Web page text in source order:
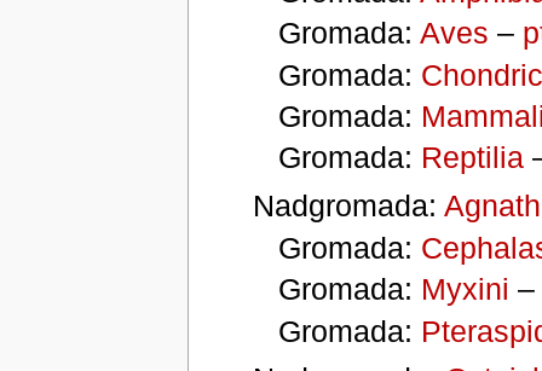
Gromada: Aves –
Gromada:
Gromada:
Gromada: Reptilia
Nadgromada:
Gromada:
Gromada: Myxini –
Gromada: